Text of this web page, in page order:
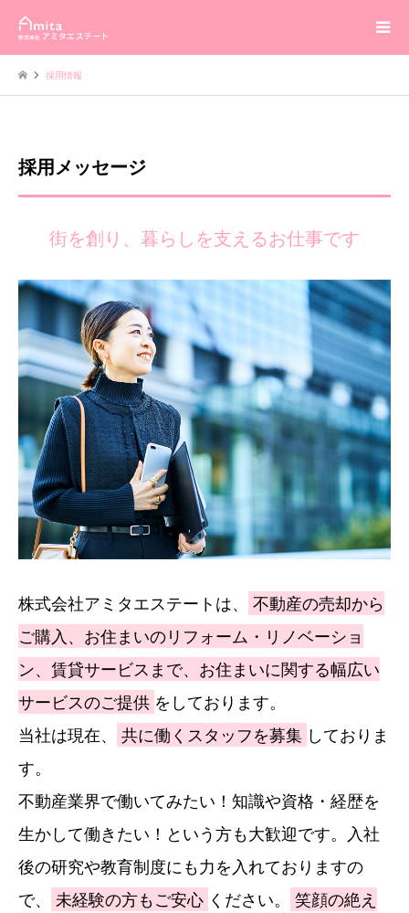
採用情報
採用メッセージ
街を創り、暮らしを支えるお仕事です
株式会社アミタエステートは、
不動産の売却から
ご購入、お住まいのリフォーム・リノベーショ
ン、賃貸サービスまで、お住まいに関する幅広い
サービスのご提供 をしております。
当社は現在、
共に働くスタッフを募集 しておりま
す。
不動産業界で働いてみたい！知識や資格・経歴を
生かして働きたい！という方も大歓迎です。入社
後の研究や教育制度にも力を入れておりますの
で、
未経験の方もご安心 ください。
笑顔の絶え